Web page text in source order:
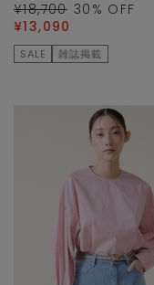
¥18,700 30 % OFF
¥13,090
SALE 雑誌掲載